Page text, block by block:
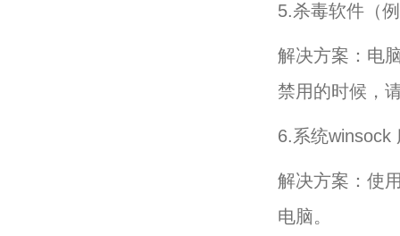
5.杀毒软件（
解决方案：电
禁用的时候，
6.系统winsock
解决方案：使
电脑。